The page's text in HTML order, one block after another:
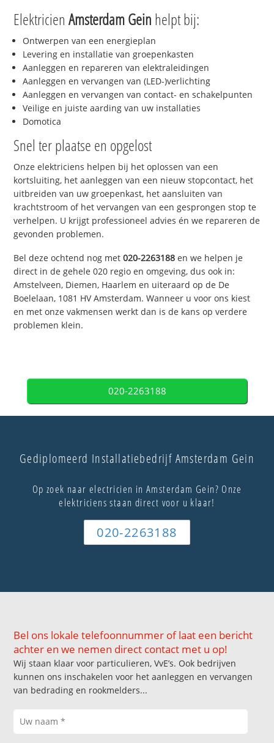
ElektricienAmsterdam Gein helpt bij:
Ontwerpen van een energieplan
Levering en installatie van groepenkasten
Aanleggen en repareren van elektraleidingen
Aanleggen en vervangen van (LED-)verlichting
Aanleggen en vervangen van contact- en schakelpunten
Veilige en juiste aarding van uw installaties
Domotica
Snel ter plaatse en opgelost
Onze elektriciens helpen bij het oplossen van een
kortsluiting, het aanleggen van een nieuw stopcontact, het
uitbreiden van uw groepenkast, het aansluiten van
krachtstroom of het vervangen van een gesprongen stop te
verhelpen. U krijgt professioneel advies én we repareren de
gevonden problemen.
Bel deze ochtend nog met020-2263188 en we helpen je
direct in de gehele 020 regio en omgeving, dus ook in:
Amstelveen, Diemen, Haarlem en uiteraard op de De
Boelelaan, 1081 HV Amsterdam. Wanneer u voor ons kiest
en met onze vakmensen werkt dan is de kans op verdere
problemen klein.
020-2263188
Gediplomeerd Installatiebedrijf Amsterdam Gein
Op zoek naar electricien in Amsterdam Gein? Onze
elektriciens staan direct voor u klaar!
020-2263188
Bel ons lokale telefoonnummer of laat een bericht
achter en we nemen direct contact met u op!
Wij staan klaar voor particulieren, VvE’s. Ook bedrijven
kunnen ons inschakelen voor het aanleggen en vervangen
van bedrading en rookmelders...